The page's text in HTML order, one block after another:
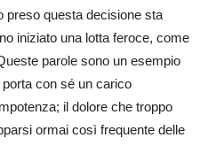
preso questa decisione sta
iniziato una lotta feroce, come
parole sono un esempio
con sé un carico
il dolore che troppo
ormai così frequente delle